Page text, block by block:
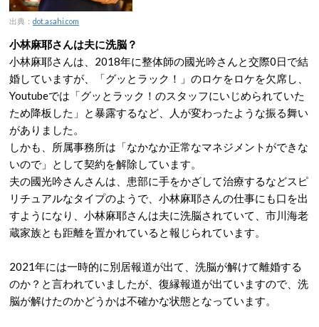
出典： dot.asahi.com
小林麻耶さんは夫に洗脳？
小林麻耶さんは、2018年に整体師の國光吟さんと交際0日で結
婚していますが、「グッとラック！」のロケをロケを欠席し、
Youtubeでは「グッとラック！のスタッフにいじめられていた
ため降板した」と暴露するなど、人が変わったような振る舞い
がありました。
しかも、所属事務所は「なかなか正常なマネジメントができな
いので」として契約を解除しています。
夫の國光吟さんさんは、患部に手をかざして治療するなどスピ
リチュアルなタイプのようで、小林麻耶さんの仕事にも口を出
すようになり、小林麻耶さんは夫に洗脳されていて、市川海老
蔵家族とも距離を置かれていると報じられています。
2021年には一時的に別居報道が出て、洗脳が解けて離婚する
のか？と言われていましたが、復縁報道が出ていますので、洗
脳が解けたのかどうかは不確かな状態となっています。